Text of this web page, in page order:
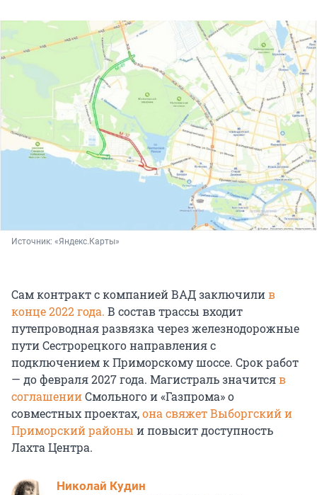
Источник: «Яндекс.Карты»
Сам контракт с компанией ВАД заключилив
конце 2022 года. В состав трассы входит
путепроводная развязка через железнодорожные
пути Сестрорецкого направления с
подключением к Приморскому шоссе. Срок работ
— до февраля 2027 года. Магистраль значитсяв
соглашенииСмольного и «Газпрома» о
совместных проектах,она свяжет Выборгский и
Приморский районы и повысит доступность
Лахта Центра.
Николай Кудин